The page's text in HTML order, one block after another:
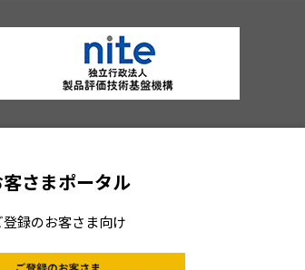
2025年10月
2025年9月
2025年8月
2025年7月
2025年6月
さまポータル
登録のお客さま向け